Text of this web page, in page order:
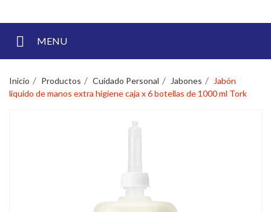
MENU
Inicio Productos Cuidado Personal Jabones
Jabón
líquido de manos extra higiene caja x 6 botellas de 1000 ml Tork